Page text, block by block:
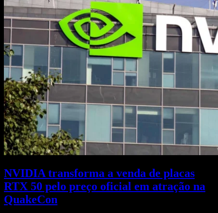
NVIDIA transforma a venda de placas
RTX 50 pelo preço oficial em atração na
QuakeCon